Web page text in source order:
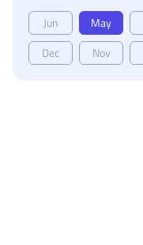
May
Jun
Nov
Dec